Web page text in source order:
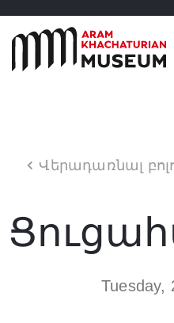
Վերադառնալ
Tuesday,